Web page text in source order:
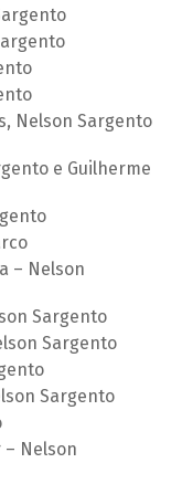
Nelson Sargento
e Guilherme
– Nelson
Sargento
Sargento
Sargento
– Nelson